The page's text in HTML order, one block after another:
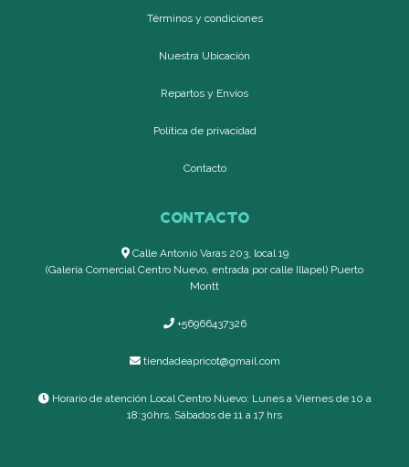
Términos y condiciones
Nuestra Ubicación
Repartos y Envíos
Política de privacidad
Contacto
CONTACTO
Calle Antonio Varas 203, local 19
(Galería Comercial Centro Nuevo, entrada por calle Illapel) Puerto
Montt
+56966437326
tiendadeapricot@gmail.com
Horario de atención Local Centro Nuevo: Lunes a Viernes de 10 a
18:30hrs, Sábados de 11 a 17 hrs